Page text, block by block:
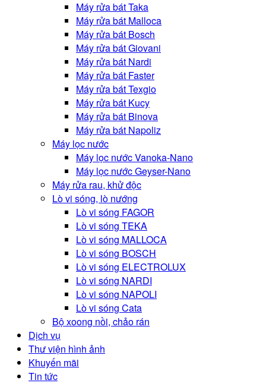
Máy rửa bát Taka
Máy rửa bát Malloca
Máy rửa bát Bosch
Máy rửa bát Giovani
Máy rửa bát Nardi
Máy rửa bát Faster
Máy rửa bát Texgio
Máy rửa bát Kucy
Máy rửa bát Binova
Máy rửa bát Napoliz
Máy lọc nước
Máy lọc nước Vanoka-Nano
Máy lọc nước Geyser-Nano
Máy rửa rau, khử độc
Lò vi sóng, lò nướng
Lò vi sóng FAGOR
Lò vi sóng TEKA
Lò vi sóng MALLOCA
Lò vi sóng BOSCH
Lò vi sóng ELECTROLUX
Lò vi sóng NARDI
Lò vi sóng NAPOLI
Lò vi sóng Cata
Bộ xoong nồi, chảo rán
Dịch vụ
Thư viện hình ảnh
Khuyến mãi
Tin tức